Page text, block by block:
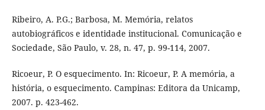
Ribeiro, A. P.G.; Barbosa, M. Memória, relatos
autobiográficos e identidade institucional. Comunicação e
Sociedade, São Paulo, v. 28, n. 47, p. 99-114, 2007.
Ricoeur, P. O esquecimento. In: Ricoeur, P. A memória, a
história, o esquecimento. Campinas: Editora da Unicamp,
2007. p. 423-462.